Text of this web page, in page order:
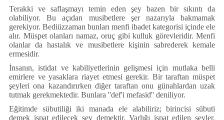
Terakki ve saflaşmayı temin eden şey bazen bir sıkıntı da
olabiliyor. Bu açıdan musibetlere şer nazarıyla bakmamak
gerekiyor. Bediüzzaman bunları menfi ibadet kategorisi içinde ele
alır. Müspet olanları namaz, oruç gibi kulluk görevleridir. Menfi
olanlar da hastalık ve musibetlere kişinin sabrederek kemale
ermesidir.
İnsanın, istidat ve kabiliyetlerinin gelişmesi için mutlaka belli
emirlere ve yasaklara riayet etmesi gerekir. Bir taraftan müspet
şeyleri ona kazandırırken diğer taraftan onu günahlardan uzak
tutmak gerekmektedir. Bunlara ''def'i mefasid'' deniliyor.
Eğitimde sübutiliği iki manada ele alabiliriz; birincisi sübuti
demek ispat edilecek şey demektir. Varlığı ispat edilen şeyler,